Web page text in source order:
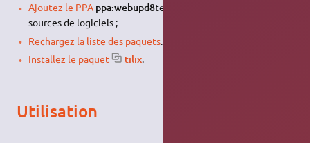
Ajoutez le PPA ppa:webupd8team/terminix
sources de logiciels ;
Rechargez la liste des paquets.
Installez le paquet
tilix.
Utilisation